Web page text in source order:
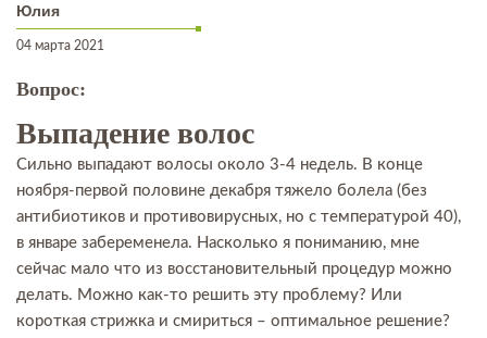
Юлия
04 марта 2021
Вопрос:
Выпадение волос
Сильно выпадают волосы около 3-4 недель. В конце
ноября-первой половине декабря тяжело болела (без
антибиотиков и противовирусных, но с температурой 40),
в январе забеременела. Насколько я пониманию, мне
сейчас мало что из восстановительный процедур можно
делать. Можно как-то решить эту проблему? Или
короткая стрижка и смириться – оптимальное решение?